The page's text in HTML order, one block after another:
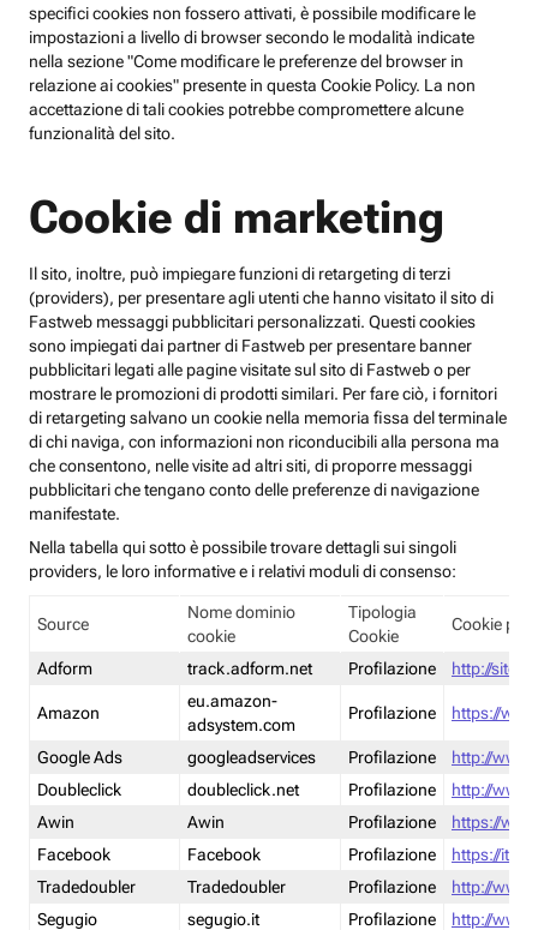
specifici cookies non fossero attivati, è possibile modificare le
impostazioni a livello di browser secondo le modalità indicate
nella sezione "Come modificare le preferenze del browser in
relazione ai cookies" presente in questa Cookie Policy. La non
accettazione di tali cookies potrebbe compromettere alcune
funzionalità del sito.
Cookie di marketing
Il sito, inoltre, può impiegare funzioni di retargeting di terzi
(providers), per presentare agli utenti che hanno visitato il sito di
Fastweb messaggi pubblicitari personalizzati. Questi cookies
sono impiegati dai partner di Fastweb per presentare banner
pubblicitari legati alle pagine visitate sul sito di Fastweb o per
mostrare le promozioni di prodotti similari. Per fare ciò, i fornitori
di retargeting salvano un cookie nella memoria fissa del terminale
di chi naviga, con informazioni non riconducibili alla persona ma
che consentono, nelle visite ad altri siti, di proporre messaggi
pubblicitari che tengano conto delle preferenze di navigazione
manifestate.
Nella tabella qui sotto è possibile trovare dettagli sui singoli
providers, le loro informative e i relativi moduli di consenso:
Source
Nome dominio
cookie
Tipologia
Cookie
Cookie
Adform track.adform.net Profilazione http://
Amazon
eu.amazon-
adsystem.com
Profilazione https://
Google Ads googleadservices Profilazione
http://
Doubleclick
doubleclick.net Profilazione
http://
Awin
Awin Profilazione
https://
Facebook
Facebook Profilazione
https://it-
Tradedoubler
Tradedoubler Profilazione
http://
Segugio
segugio.it Profilazione
http://